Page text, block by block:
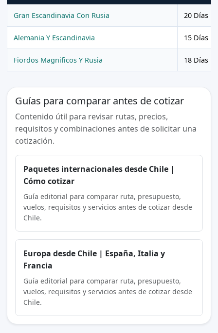
Gran Escandinavia Con Rusia 20 Días
Alemania Y Escandinavia 15 Días
Fiordos Magnificos Y Rusia 18 Días
Guías para comparar antes de cotizar
Contenido útil para revisar rutas, precios,
requisitos y combinaciones antes de solicitar una
cotización.
Paquetes internacionales desde Chile |
Cómo cotizar
Guía editorial para comparar ruta, presupuesto,
vuelos, requisitos y servicios antes de cotizar desde
Chile.
Europa desde Chile | España, Italia y
Francia
Guía editorial para comparar ruta, presupuesto,
vuelos, requisitos y servicios antes de cotizar desde
Chile.